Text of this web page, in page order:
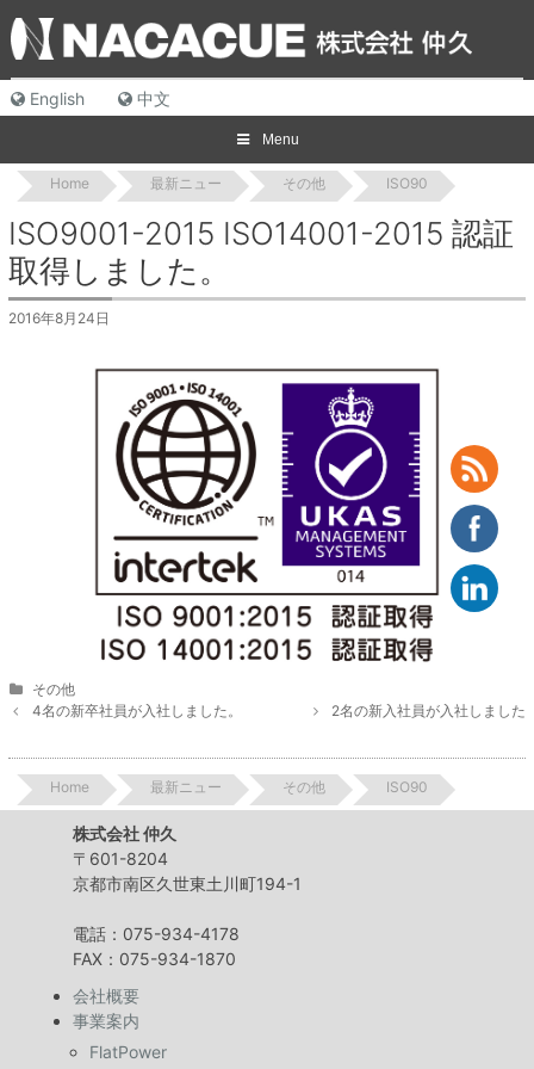
to
content
English
中文
Menu
Home 最新ニュー その他 ISO90
ISO9001-2015 ISO14001-2015 認証
取得しました。
2016年8月24日
Categories
その他
Post4名の新卒社員が入社しました。 2名の新入社員が入社しました
Home 最新ニュー その他 ISO90
株式会社 仲久
〒601-8204
京都市南区久世東土川町194-1
電話：075-934-4178
FAX：075-934-1870
会社概要
事業案内
FlatPower